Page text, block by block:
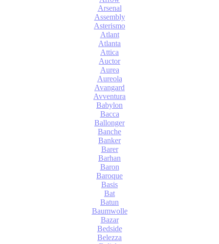
Arsenal
Assembly
Asterismo
Atlant
Atlanta
Attica
Auctor
Aurea
Aureola
Avangard
Avventura
Babylon
Bacca
Ballonger
Banche
Banker
Barer
Barhan
Baron
Baroque
Basis
Bat
Batun
Baumwolle
Bazar
Bedside
Belezza